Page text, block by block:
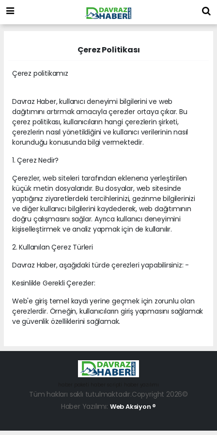
Çerez Politikası
Çerez politikamız
Davraz Haber, kullanıcı deneyimi bilgilerini ve web
dağıtımını artırmak amacıyla çerezler ortaya çıkar. Bu
çerez politikası, kullanıcıların hangi çerezlerin şirketi,
çerezlerin nasıl yönetildiğini ve kullanıcı verilerinin nasıl
korunduğu konusunda bilgi vermektedir.
1. Çerez Nedir?
Çerezler, web siteleri tarafından eklenena yerleştirilen
küçük metin dosyalarıdır. Bu dosyalar, web sitesinde
yaptığınız ziyaretlerdeki tercihlerinizi, gezinme bilgilerinizi
ve diğer kullanıcı bilgilerini kaydederek, web dağıtımının
doğru çalışmasını sağlar. Ayrıca kullanıcı deneyimini
kişiselleştirmek ve analiz yapmak için de kullanılır.
2. Kullanılan Çerez Türleri
Davraz Haber, aşağıdaki türde çerezleri yapabilirsiniz: -
Kesinlikle Gerekli Çerezler:
Web'e giriş temel kaydı yerine geçmek için zorunlu olan
çerezlerdir. Örneğin, kullanıcıların giriş yapmasını sağlamak
ve güvenlik özelliklerini sağlamak.
Tüm hakları saklı tutulmaktadır.Copyright 2026©
Haber Yazılımı: Web Aksiyon ®